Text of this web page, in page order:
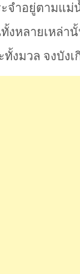
จำอยู่ตามแม่
งหลายเหล่า
งมวล จงบัง